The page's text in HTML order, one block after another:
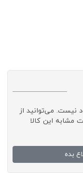
نیست. می‌توانید از
مشابه این کالا